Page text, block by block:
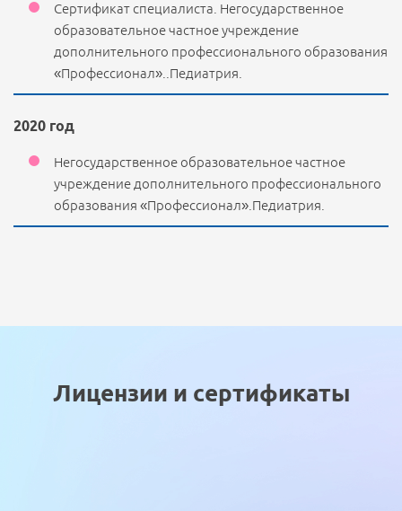
Сертификат специалиста. Негосударственное
образовательное частное учреждение
дополнительного профессионального образования
«Профессионал»..Педиатрия.
2020 год
Негосударственное образовательное частное
учреждение дополнительного профессионального
образования «Профессионал».Педиатрия.
Лицензии и сертификаты